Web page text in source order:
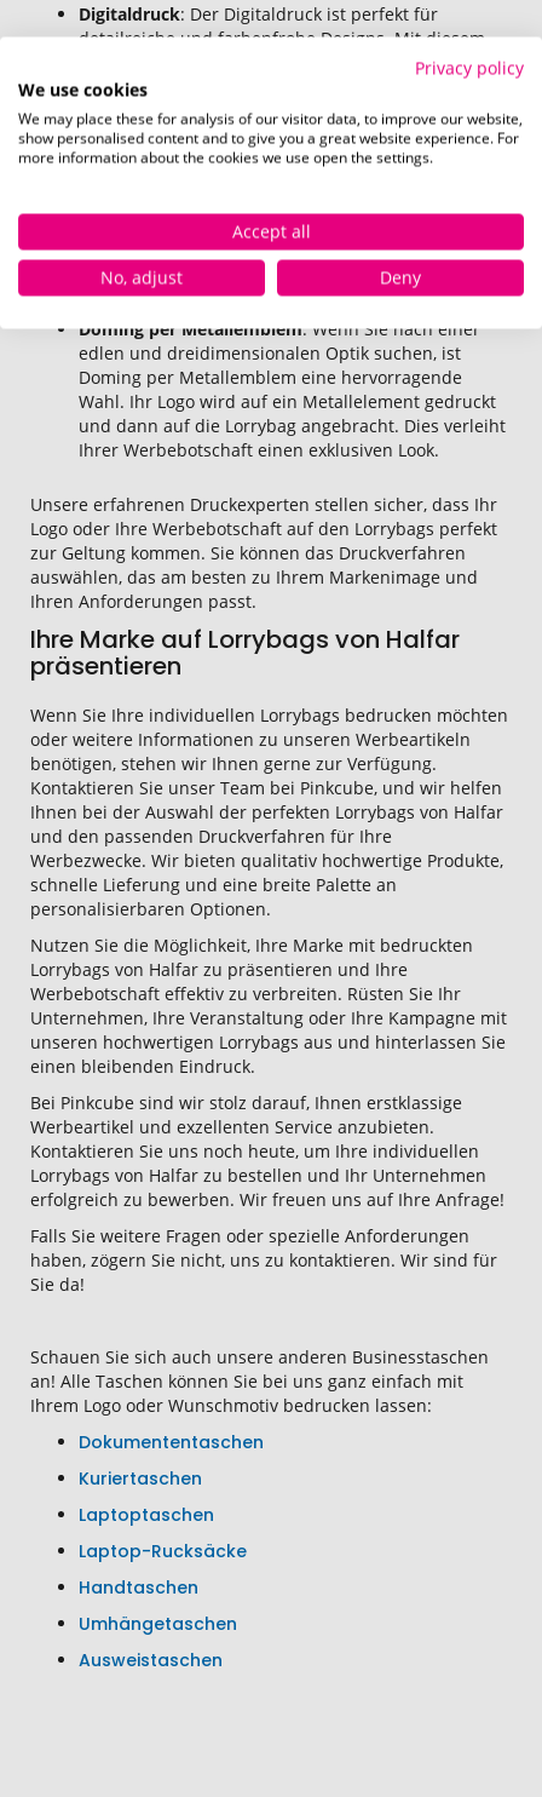
Digitaldruck: Der Digitaldruck ist perfekt für
detailreiche und farbenfrohe Designs. Mit diesem
Verfahren können auch Fotomotive und komplexere
Grafiken präzise auf die Lorrybags gedruckt werden.
Sie erhalten eine hohe Druckqualität und brillante
Farben.
Bestickung: Bestickte Lorrybags strahlen Eleganz
besonders gut für hochwertige Stoffe und Lorrybags
mit vielen Details. Ihr Logo wird mit Stickgarn auf die
Tasche gebracht und behält über lange Zeit seine
ursprüngliche Qualität.
Doming per Metallemblem: Wenn Sie nach einer
edlen und dreidimensionalen Optik suchen, ist
Doming per Metallemblem eine hervorragende
Wahl. Ihr Logo wird auf ein Metallelement gedruckt
und dann auf die Lorrybag angebracht. Dies verleiht
Ihrer Werbebotschaft einen exklusiven Look.
Unsere erfahrenen Druckexperten stellen sicher, dass Ihr
Logo oder Ihre Werbebotschaft auf den Lorrybags perfekt
zur Geltung kommen. Sie können das Druckverfahren
auswählen, das am besten zu Ihrem Markenimage und
Ihren Anforderungen passt.
Ihre Marke auf Lorrybags von Halfar
präsentieren
Wenn Sie Ihre individuellen Lorrybags bedrucken möchten
oder weitere Informationen zu unseren Werbeartikeln
benötigen, stehen wir Ihnen gerne zur Verfügung.
Kontaktieren Sie unser Team bei Pinkcube, und wir helfen
Ihnen bei der Auswahl der perfekten Lorrybags von Halfar
und den passenden Druckverfahren für Ihre
Werbezwecke. Wir bieten qualitativ hochwertige Produkte,
schnelle Lieferung und eine breite Palette an
personalisierbaren Optionen.
Nutzen Sie die Möglichkeit, Ihre Marke mit bedruckten
Lorrybags von Halfar zu präsentieren und Ihre
Werbebotschaft effektiv zu verbreiten. Rüsten Sie Ihr
Unternehmen, Ihre Veranstaltung oder Ihre Kampagne mit
unseren hochwertigen Lorrybags aus und hinterlassen Sie
einen bleibenden Eindruck.
Bei Pinkcube sind wir stolz darauf, Ihnen erstklassige
Werbeartikel und exzellenten Service anzubieten.
Kontaktieren Sie uns noch heute, um Ihre individuellen
Lorrybags von Halfar zu bestellen und Ihr Unternehmen
erfolgreich zu bewerben. Wir freuen uns auf Ihre Anfrage!
Falls Sie weitere Fragen oder spezielle Anforderungen
haben, zögern Sie nicht, uns zu kontaktieren. Wir sind für
Sie da!
Schauen Sie sich auch unsere anderen Businesstaschen
an! Alle Taschen können Sie bei uns ganz einfach mit
Ihrem Logo oder Wunschmotiv bedrucken lassen:
Dokumententaschen
Kuriertaschen
Laptoptaschen
Laptop-Rucksäcke
Handtaschen
Umhängetaschen
Ausweistaschen
Privacy policy
We use cookies
We may place these for analysis of our visitor data, to improve our website,
show personalised content and to give you a great website experience. For
more information about the cookies we use open the settings.
Accept all
No, adjust
Deny